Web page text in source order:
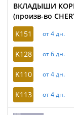
ВКЛАДЫШИ
(произв-во
K151
от 4 дн.
K128 от 6 дн.
K110 от 4 дн.
K113 от 4 дн.